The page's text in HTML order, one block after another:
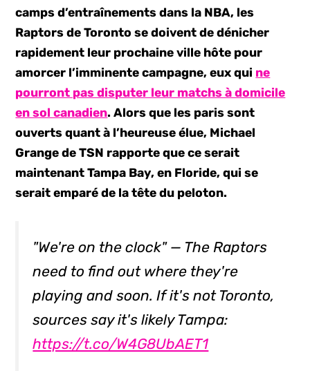
camps d’entraînements dans la NBA, les
Raptors de Toronto se doivent de dénicher
rapidement leur prochaine ville hôte pour
amorcer l’imminente campagne, eux qui ne
pourront pas disputer leur matchs à domicile
en sol canadien. Alors que les paris sont
ouverts quant à l’heureuse élue, Michael
Grange de TSN rapporte que ce serait
maintenant Tampa Bay, en Floride, qui se
serait emparé de la tête du peloton.
"We're on the clock" — The Raptors
need to find out where they're
playing and soon. If it's not Toronto,
sources say it's likely Tampa:
https://t.co/W4G8UbAET1